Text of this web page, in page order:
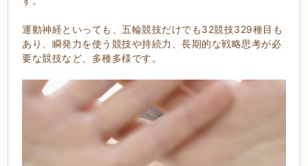
運動神経といっても、五輪競技だけでも32競技329種目も
あり、瞬発力を使う競技や持続力、長期的な戦略思考が必
要な競技など、多種多様です。